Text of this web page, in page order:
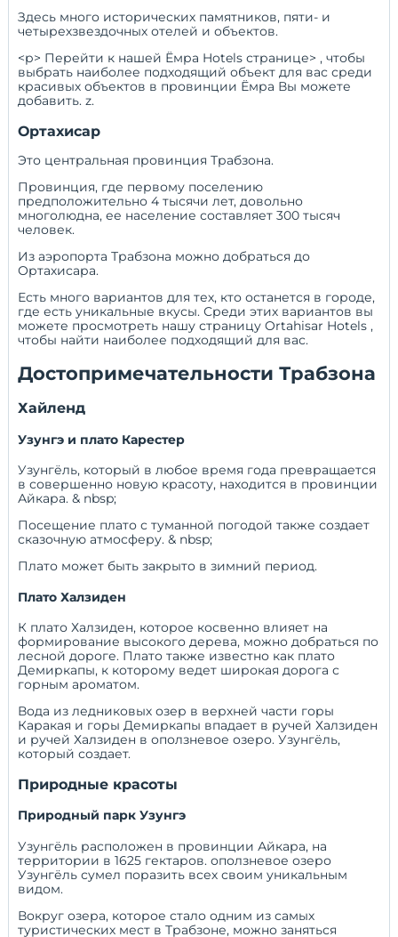
Здесь много исторических памятников, пяти- и
четырехзвездочных отелей и объектов.
<р> Перейти к нашей Ёмра Hotels странице> , чтобы
выбрать наиболее подходящий объект для вас среди
красивых объектов в провинции Ёмра Вы можете
добавить. z.
Ортахисар
Это центральная провинция Трабзона.
Провинция, где первому поселению
предположительно 4 тысячи лет, довольно
многолюдна, ее население составляет 300 тысяч
человек.
Из аэропорта Трабзона можно добраться до
Ортахисара.
Есть много вариантов для тех, кто останется в городе,
где есть уникальные вкусы. Среди этих вариантов вы
можете просмотреть нашу страницуOrtahisar Hotels,
чтобы найти наиболее подходящий для вас.
Достопримечательности Трабзона
Хайленд
Узунгэ и плато Карестер
Узунгёль, который в любое время года превращается
в совершенно новую красоту, находится в провинции
Айкара. & nbsp;
Посещение плато с туманной погодой также создает
сказочную атмосферу. & nbsp;
Плато может быть закрыто в зимний период.
Плато Халзиден
К плато Халзиден, которое косвенно влияет на
формирование высокого дерева, можно добраться по
лесной дороге. Плато также известно как плато
Демиркапы, к которому ведет широкая дорога с
горным ароматом.
Вода из ледниковых озер в верхней части горы
Каракая и горы Демиркапы впадает в ручей Халзиден
и ручей Халзиден в оползневое озеро. Узунгёль,
который создает.
Природные красоты
Природный парк Узунгэ
Узунгёль расположен в провинции Айкара, на
территории в 1625 гектаров. оползневое озеро
Узунгёль сумел поразить всех своим уникальным
видом.
Вокруг озера, которое стало одним из самых
туристических мест в Трабзоне, можно заняться